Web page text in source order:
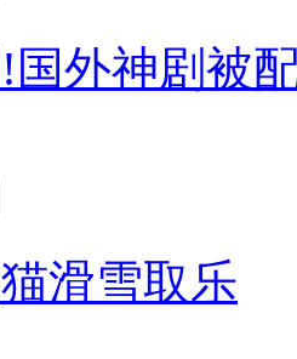
国外神剧被
滑雪取乐